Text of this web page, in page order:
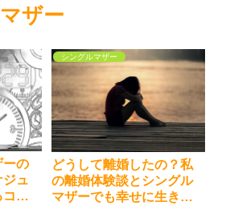
ザー
ーの
ジュ
コツ
シングルマザー
どうして離婚したの？私
の離婚体験談とシングル
マザーでも幸せに生きる